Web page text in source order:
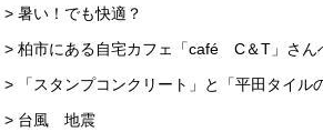
> 暑い！でも快適？
> 柏市にある自宅カフェ「café C＆T」さん
> 「スタンプコンクリート」と「平田タイル
> 台風 地震